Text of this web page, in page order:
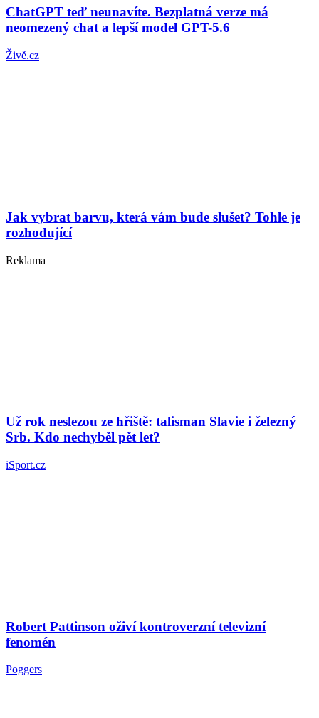
ChatGPT teď neunavíte. Bezplatná verze má
neomezený chat a lepší model GPT-5.6
Živě.cz
Jak vybrat barvu, která vám bude slušet? Tohle je
rozhodující
Reklama
Už rok neslezou ze hřiště: talisman Slavie i železný
Srb. Kdo nechyběl pět let?
iSport.cz
Robert Pattinson oživí kontroverzní televizní
fenomén
Poggers